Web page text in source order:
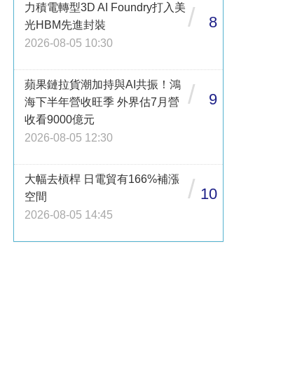
力積電轉型3D AI Foundry打入美
光HBM先進封裝
2026-08-05 10:30
/ 8
蘋果鏈拉貨潮加持與AI共振！鴻
海下半年營收旺季 外界估7月營
收看9000億元
2026-08-05 12:30
/ 9
大幅去槓桿 日電貿有166%補漲
空間
2026-08-05 14:45
/ 10